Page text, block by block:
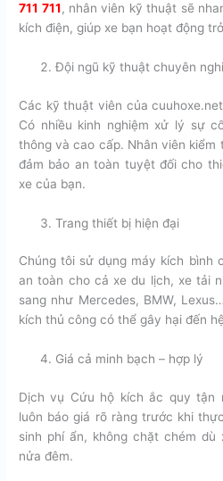
711 711, nhân viên kỹ thuật sẽ
kích điện, giúp xe bạn hoạt động
Đội ngũ kỹ thuật chuyên
Các kỹ thuật viên của
Có nhiều kinh nghiệm xử lý sự
thông và cao cấp. Nhân viên
đảm bảo an toàn tuyệt đối cho
xe của bạn.
Trang thiết bị hiện đại
Chúng tôi sử dụng máy kích bình
an toàn cho cả xe du lịch, xe tải
sang như Mercedes, BMW,
kích thủ công có thể gây hại đến
Giá cả minh bạch – hợp lý
Dịch vụ Cứu hộ kích ắc quy tận
luôn báo giá rõ ràng trước khi
sinh phí ẩn, không chặt chém
nửa đêm.